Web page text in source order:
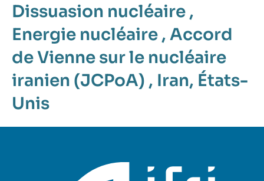
Dissuasion nucléaire ,
Energie nucléaire , Accord
de Vienne sur le nucléaire
iranien (JCPoA) , Iran, États-
Unis